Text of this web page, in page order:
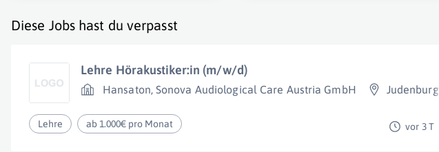
Diese Jobs hast du verpasst
Lehre Hörakustiker:in (m/w/d)
Hansaton, Sonova Audiological Care Austria GmbH Judenburg
Lehre ab 1.000€ pro Monat vor 3 T